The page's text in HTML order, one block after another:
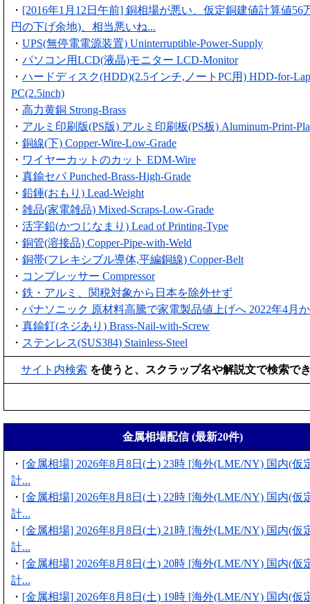
・ [2016年1月12日午前] 銅相場が悪い、仮定銅建値計算値56
円の下げ余地)、相当悪いね...
・ UPS(無停電電源装置) Uninterruptible-Power-Supply
・ パソコン用LCD(液晶)モニター LCD-Monitor
・ ハードディスク(HDD)(2.5インチ,ノートPC用) HDD-for-
PC(2.5inch)
・ 高力黄銅 Strong-Brass
・ アルミ印刷版(PS版) アルミ印刷板(PS板) Aluminum-Print-
・ 銅線(下) Copper-Wire-Low-Grade
・ ワイヤーカットのカット EDM-Wire
・ 真鍮セパ Punched-Brass-High-Grade
・ 鉛錘(おもり) Lead-Weight
・ 雑品(家電雑品) Mixed-Scraps-Low-Grade
・ 活字鉛(かつじなまり) Lead of Printing-Type
・ 銅管(溶接品) Copper-Pipe-with-Weld
・ 銅帯(フレキシブル導体,平編銅線) Copper-Belt
・ コンプレッサー Compressor
・ 鉄・アルミ、関税対象から日本を除外せず
・ パナソニック 原材料高騰で家電製品値上げへ 2022年4月
・ 真鍮釘(ネジあり) Brass-Nail-with-Screw
・ ステンレス(SUS384) Stainless-Steel
サイト内検索 を使うと、スクラップ名や解説文で検索で
金属相場配信 (最新20件)
・ [金属相場] 2026年8月8日(土) 23時 [海外(LME/NY) 国内(仮
計...
・ [金属相場] 2026年8月8日(土) 22時 [海外(LME/NY) 国内(仮
計...
・ [金属相場] 2026年8月8日(土) 21時 [海外(LME/NY) 国内(仮
計...
・ [金属相場] 2026年8月8日(土) 20時 [海外(LME/NY) 国内(仮
計...
・ [金属相場] 2026年8月8日(土) 19時 [海外(LME/NY) 国内(仮